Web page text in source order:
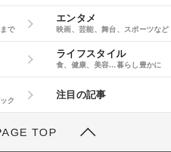
で
エンタメ
映画、芸能、舞台、スポーツなど
ライフスタイル
食、健康、美容…暮らし豊かに
ク
注目の記事
TOP